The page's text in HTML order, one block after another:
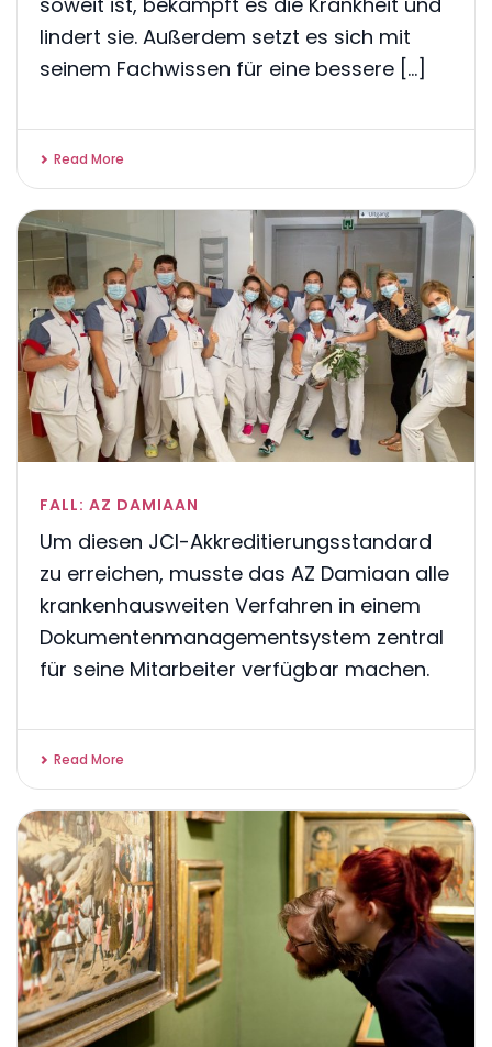
lindert sie. Außerdem setzt es sich mit
seinem Fachwissen für eine bessere [...]
Read More
FALL: AZ DAMIAAN
Um diesen JCI-Akkreditierungsstandard
zu erreichen, musste das AZ Damiaan alle
krankenhausweiten Verfahren in einem
Dokumentenmanagementsystem zentral
für seine Mitarbeiter verfügbar machen.
Read More